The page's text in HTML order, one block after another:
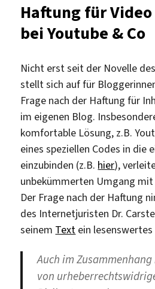
Haftung für
bei Youtube & Co
Nicht erst seit der Novelle
stellt sich auf für
Frage nach der Haftung für
im eigenen Blog.
komfortable Lösung, z.B.
eines speziellen Codes in die
einzubinden (z.B. hier),
unbekümmerten Umgang
Der Frage nach der Haftung
des Internetjuristen Dr.
seinem Text ein
Auch im
von